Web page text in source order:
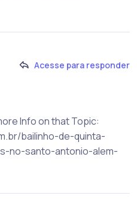
Acesse para responder
Info on that Topic:
bailinho-de-quinta-
no-santo-antonio-alem-